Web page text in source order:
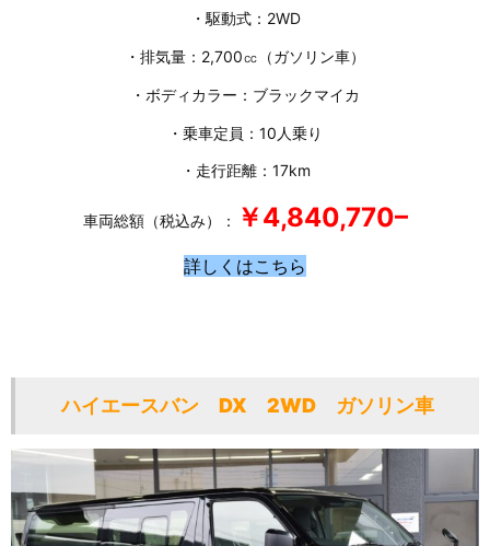
・駆動式：2WD
・排気量：2,700㏄ （ガソリン車）
・ボディカラー：ブラックマイカ
・乗車定員：10人乗り
・走行距離：17km
車両総額（税込み）： ￥4,840,770–
詳しくはこちら
ハイエースバン DX 2WD ガソリン車